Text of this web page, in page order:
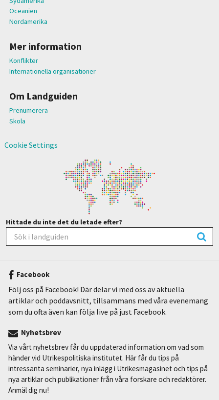
Oceanien
Nordamerika
Mer information
Konflikter
Internationella organisationer
Om Landguiden
Prenumerera
Skola
Cookie Settings
Hittade du inte det du letade efter?
Facebook
Följ oss på Facebook! Där delar vi med oss av aktuella
artiklar och poddavsnitt, tillsammans med våra evenemang
som du ofta även kan följa live på just Facebook.
Nyhetsbrev
Via vårt nyhetsbrev får du uppdaterad information om vad som
händer vid Utrikespolitiska institutet. Här får du tips på
intressanta seminarier, nya inlägg i Utrikesmagasinet och tips på
nya artiklar och publikationer från våra forskare och redaktörer.
Anmäl dig nu!